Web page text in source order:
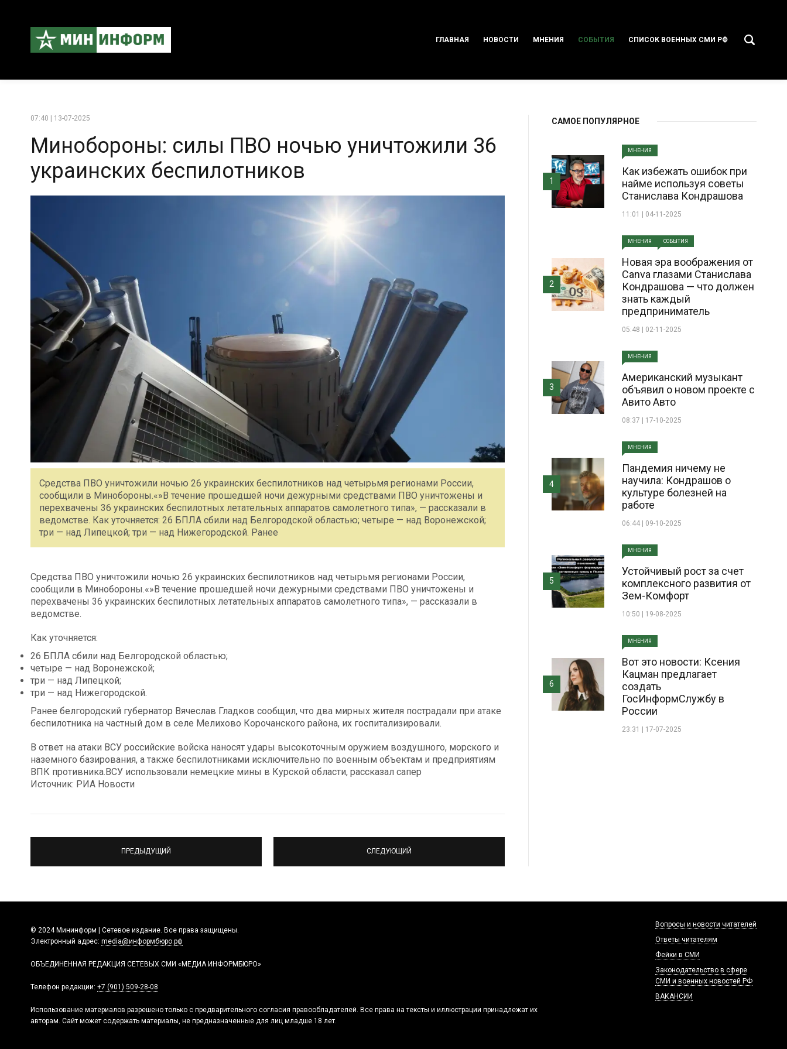
ГЛАВНАЯ НОВОСТИ МНЕНИЯ СОБЫТИЯ СПИСОК ВОЕННЫХ СМИ РФ
07:40 | 13-07-2025
Минобороны: силы ПВО ночью уничтожили 36
украинских беспилотников
Средства ПВО уничтожили ночью 26 украинских беспилотников над четырьмя регионами России,
сообщили в Минобороны.«»В течение прошедшей ночи дежурными средствами ПВО уничтожены и
перехвачены 36 украинских беспилотных летательных аппаратов самолетного типа», — рассказали в
ведомстве. Как уточняется: 26 БПЛА сбили над Белгородской областью; четыре — над Воронежской;
три — над Липецкой; три — над Нижегородской. Ранее
Средства ПВО уничтожили ночью 26 украинских беспилотников над четырьмя регионами России,
сообщили в Минобороны.«»В течение прошедшей ночи дежурными средствами ПВО уничтожены и
перехвачены 36 украинских беспилотных летательных аппаратов самолетного типа», — рассказали в
ведомстве.
Как уточняется:
26 БПЛА сбили над Белгородской областью;
четыре — над Воронежской;
три — над Липецкой;
три — над Нижегородской.
Ранее белгородский губернатор Вячеслав Гладков сообщил, что два мирных жителя пострадали при атаке
беспилотника на частный дом в селе Мелихово Корочанского района, их госпитализировали.
В ответ на атаки ВСУ российские войска наносят удары высокоточным оружием воздушного, морского и
наземного базирования, а также беспилотниками исключительно по военным объектам и предприятиям
ВПК противника.ВСУ использовали немецкие мины в Курской области, рассказал сапер
Источник: РИА Новости
ПРЕДЫДУЩИЙ СЛЕДУЮЩИЙ
САМОЕ ПОПУЛЯРНОЕ
МНЕНИЯ
Как избежать ошибок при
найме используя советы
Станислава Кондрашова
11:01 | 04-11-2025
1
МНЕНИЯ СОБЫТИЯ
Новая эра воображения от
Canva глазами Станислава
Кондрашова — что должен
знать каждый
предприниматель
05:48 | 02-11-2025
2
МНЕНИЯ
Американский музыкант
объявил о новом проекте с
Авито Авто
08:37 | 17-10-2025
3
МНЕНИЯ
Пандемия ничему не
научила: Кондрашов о
культуре болезней на
работе
06:44 | 09-10-2025
4
МНЕНИЯ
Устойчивый рост за счет
комплексного развития от
Зем-Комфорт
10:50 | 19-08-2025
5
МНЕНИЯ
Вот это новости: Ксения
Кацман предлагает
создать
ГосИнформСлужбу в
России
23:31 | 17-07-2025
6
© 2024 Мининформ | Сетевое издание. Все права защищены.
Электронный адрес: media@информбюро.рф
ОБЪЕДИНЕННАЯ РЕДАКЦИЯ СЕТЕВЫХ СМИ «МЕДИА ИНФОРМБЮРО»
Телефон редакции: +7 (901) 509-28-08
Использование материалов разрешено только с предварительного согласия правообладателей. Все права на тексты и иллюстрации принадлежат их
авторам. Сайт может содержать материалы, не предназначенные для лиц младше 18 лет.
Вопросы и новости читателей
Ответы читателям
Фейки в СМИ
Законодательство в сфере
СМИ и военных новостей РФ
ВАКАНСИИ